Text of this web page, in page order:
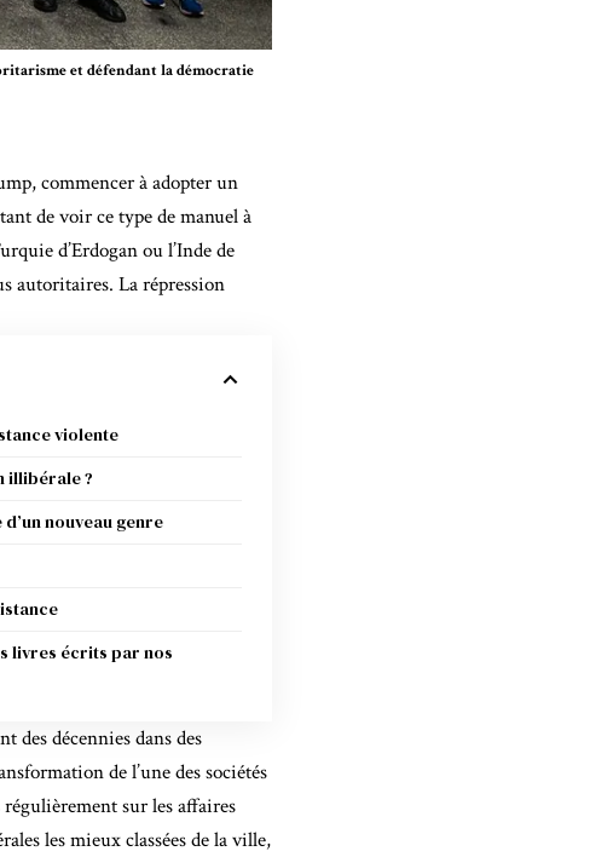
et défendant la démocratie
commencer à adopter un
de voir ce type de manuel à
d’Erdogan ou l’Inde de
autoritaires. La répression
violente
illibérale ?
nouveau genre
livres écrits par nos
des décennies dans des
de l’une des sociétés
sur les affaires
les mieux classées de la ville,